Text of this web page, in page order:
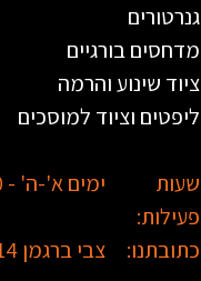
גנרטורים
מדחסים בורגיים
ציוד שינוע והרמה
ליפטים וציוד למוסכים
שעות
פעילות:
ימים א'-ה' - 07:30 - 16:30
כתובתנו: צבי ברגמן 14, א.ת. סגולה - פתח תקווה